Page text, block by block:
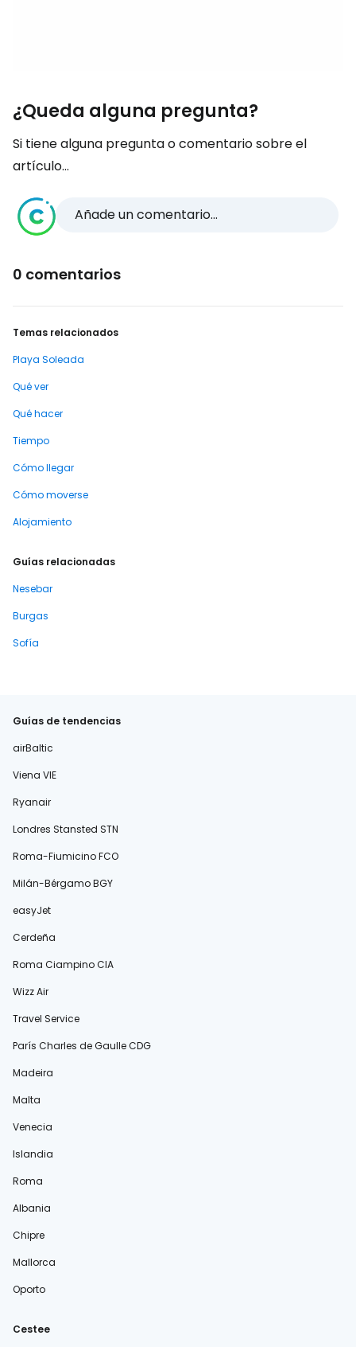
¿Queda alguna pregunta?
Si tiene alguna pregunta o comentario sobre el
artículo...
Añade un comentario...
0 comentarios
Temas relacionados
Playa Soleada
Qué ver
Qué hacer
Tiempo
Cómo llegar
Cómo moverse
Alojamiento
Guías relacionadas
Nesebar
Burgas
Sofía
Guías de tendencias
airBaltic
Viena VIE
Ryanair
Londres Stansted STN
Roma-Fiumicino FCO
Milán-Bérgamo BGY
easyJet
Cerdeña
Roma Ciampino CIA
Wizz Air
Travel Service
París Charles de Gaulle CDG
Madeira
Malta
Venecia
Islandia
Roma
Albania
Chipre
Mallorca
Oporto
Cestee